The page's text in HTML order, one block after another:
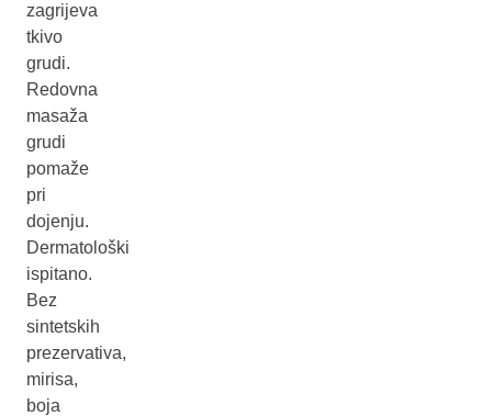
zagrijeva
tkivo
grudi.
Redovna
masaža
grudi
pomaže
pri
dojenju.
Dermatološki
ispitano.
Bez
sintetskih
prezervativa,
mirisa,
boja